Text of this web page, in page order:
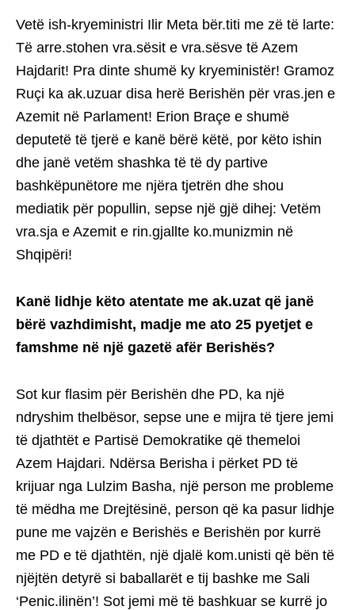
Vetë ish-kryeministri Ilir Meta bër.titi me zë të larte:
Të arre.stohen vra.sësit e vra.sësve të Azem
Hajdarit! Pra dinte shumë ky kryeministër! Gramoz
Ruçi ka ak.uzuar disa herë Berishën për vras.jen e
Azemit në Parlament! Erion Braçe e shumë
deputetë të tjerë e kanë bërë këtë, por këto ishin
dhe janë vetëm shashka të të dy partive
bashkëpunëtore me njëra tjetrën dhe shou
mediatik për popullin, sepse një gjë dihej: Vetëm
vra.sja e Azemit e rin.gjallte ko.munizmin në
Shqipëri!
Kanë lidhje këto atentate me ak.uzat që janë
bërë vazhdimisht, madje me ato 25 pyetjet e
famshme në një gazetë afër Berishës?
Sot kur flasim për Berishën dhe PD, ka një
ndryshim thelbësor, sepse une e mijra të tjere jemi
të djathtët e Partisë Demokratike që themeloi
Azem Hajdari. Ndërsa Berisha i përket PD të
krijuar nga Lulzim Basha, një person me probleme
të mëdha me Drejtësinë, person që ka pasur lidhje
pune me vajzën e Berishës e Berishën por kurrë
me PD e të djathtën, një djalë kom.unisti që bën të
njëjtën detyrë si baballarët e tij bashke me Sali
‘Penic.ilinën’! Sot jemi më të bashkuar se kurrë jo